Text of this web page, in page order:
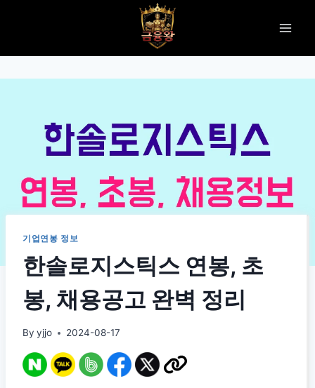
기업연봉 정보
한솔로지스틱스 연봉, 초
봉, 채용공고 완벽 정리
By yjjo 2024-08-17